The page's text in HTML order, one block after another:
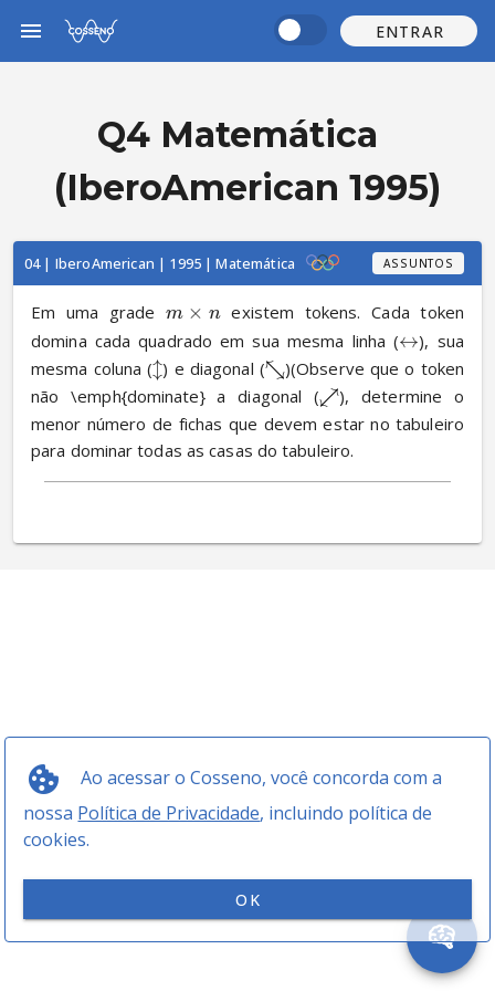
ENTRAR
Ao acessar o Cosseno, você concorda com a
nossa Política de Privacidade, incluindo política de
cookies.
OK
Q4 Matemática
(IberoAmerican 1995)
04 | IberoAmerican | 1995 | Matemática ASSUNTOS
Em uma grade m × n existem tokens. Cada token
domina cada quadrado em sua mesma linha (↔), sua
mesma coluna (↕) e diagonal (↘
↖)(Observe que o token
não \emph{dominate} a diagonal (↗
↙), determine o
menor número de fichas que devem estar no tabuleiro
para dominar todas as casas do tabuleiro.